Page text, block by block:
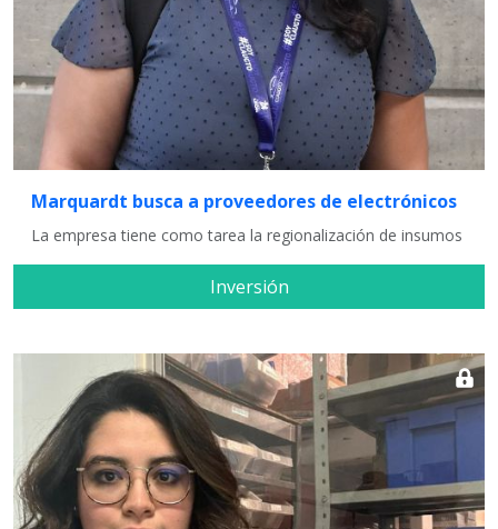
Marquardt busca a proveedores de electrónicos
La empresa tiene como tarea la regionalización de insumos
Inversión